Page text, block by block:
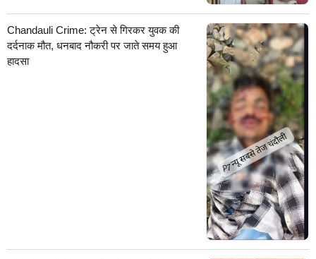
Chandauli Crime: ट्रेन से गिरकर युवक की
दर्दनाक मौत, धनबाद नौकरी पर जाते समय हुआ
हादसा